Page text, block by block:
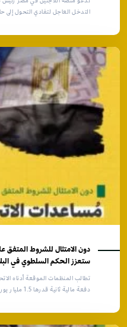
التدخل العاجل لتفادي التحول إلى
دون الامتثال للشروط المتفق
ستعزز الحكم السلطوي في
تطالب المنظمات الموقعة أدناه
دفعة مالية ثانية قدرها 1.5 مليار يورو إلى مصر